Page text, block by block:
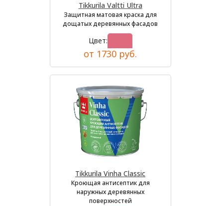
Tikkurila Valtti Ultra
Защитная матовая краска для
дощатых деревянных фасадов
Цвет:
от 1730 руб.
Tikkurila Vinha Classic
Кроющая антисептик для
наружных деревянных
поверхностей